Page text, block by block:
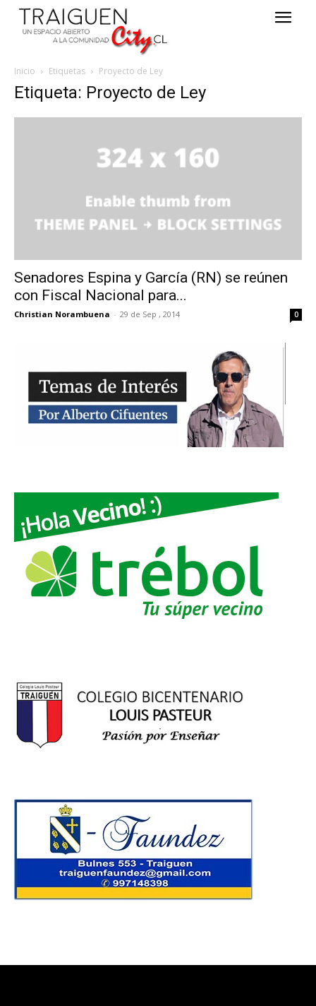
Inicio Etiquetas Proyecto de Ley
Etiqueta: Proyecto de Ley
Senadores Espina y García (RN) se reúnen
con Fiscal Nacional para...
Christian Norambuena - 29 de Sep , 2014 0